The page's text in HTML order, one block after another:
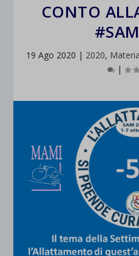
CONTO
19 Ago 2020 | 2020,
|